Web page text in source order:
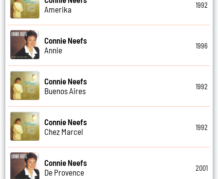
Amerika
1992
Connie Neefs
Annie
1996
Connie Neefs
Buenos Aires
1992
Connie Neefs
Chez Marcel
1992
Connie Neefs
De Provence
2001